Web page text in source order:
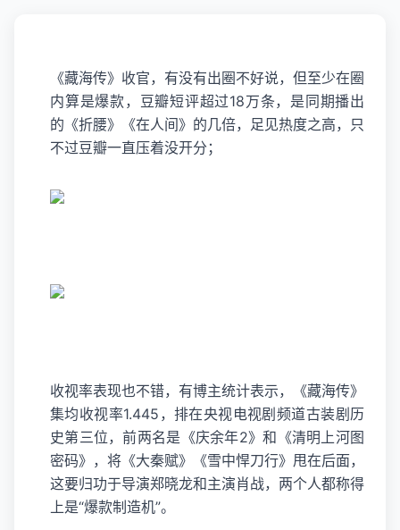
《藏海传》收官，有没有出圈不好说，但至少在圈
内算是爆款，豆瓣短评超过18万条，是同期播出
的《折腰》《在人间》的几倍，足见热度之高，只
不过豆瓣一直压着没开分；
收视率表现也不错，有博主统计表示，《藏海传》
集均收视率1.445，排在央视电视剧频道古装剧历
史第三位，前两名是《庆余年2》和《清明上河图
密码》，将《大秦赋》《雪中悍刀行》甩在后面，
这要归功于导演郑晓龙和主演肖战，两个人都称得
上是“爆款制造机”。